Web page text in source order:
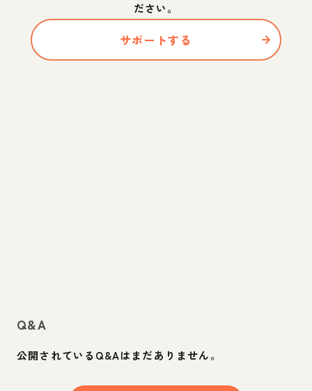
ださい。
サポートする
Q&A
公開されているQ&Aはまだありません。